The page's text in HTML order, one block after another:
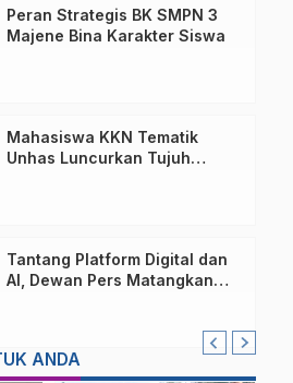
Peran Strategis BK SMPN 3
Majene Bina Karakter Siswa
Mahasiswa KKN Tematik
Unhas Luncurkan Tujuh
Tantang Platform Digital dan
AI, Dewan Pers Matangkan
ANDA